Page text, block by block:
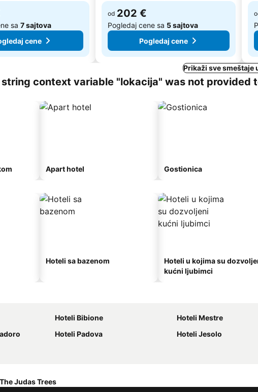
sa 7 sajtova
cene
od 202 €
Pogledaj cene sa 5 sajtova
Pogledaj cene
Prikaži sve smeštaje
context variable "lokacija" was not provided
Apart hotel Gostionica
Hoteli sa bazenom
Hoteli u kojima su
kućni ljubimci
Hoteli Bibione
Hoteli Mestre
Hoteli Padova
Hoteli Jesolo
The Judas Trees